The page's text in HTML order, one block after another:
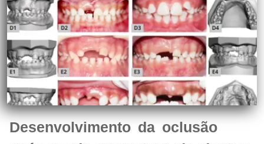
Desenvolvimento da oclusão